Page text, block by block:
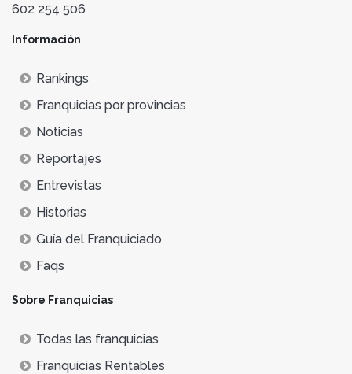
602 254 506
Información
Rankings
Franquicias por provincias
Noticias
Reportajes
Entrevistas
Historias
Guía del Franquiciado
Faqs
Sobre Franquicias
Todas las franquicias
Franquicias Rentables